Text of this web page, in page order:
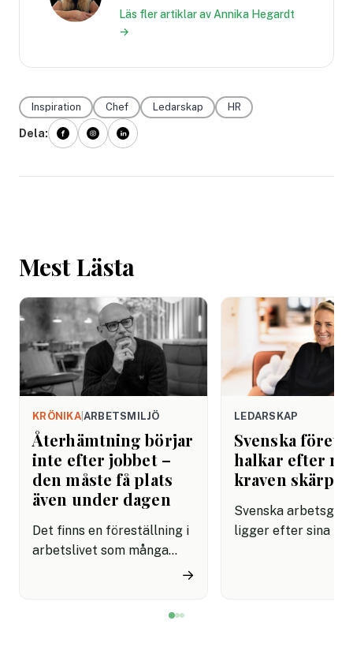
Läs fler artiklar av Annika Hegardt
→
Inspiration Chef Ledarskap HR
Dela:
Mest Lästa
KRÖNIKA| ARBETSMILJÖ
Återhämtning börjar
inte efter jobbet –
den måste få plats
även under dagen
Det finns en föreställning i
arbetslivet som många
kommer senare. Efter sista
→
LEDARSKAP
Svenska
halkar efter
kraven skärps
Svenska
ligger efter sina